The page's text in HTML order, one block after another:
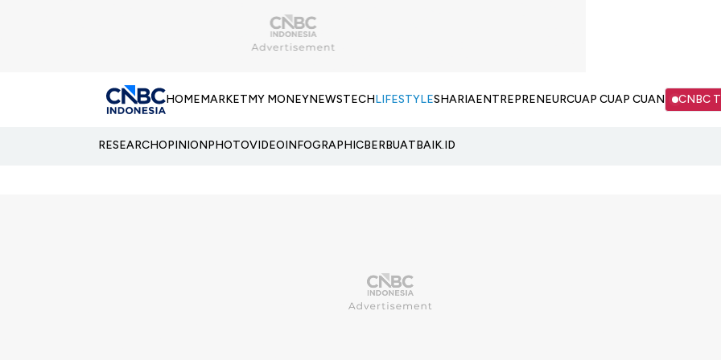
HOMEMARKETMY MONEYNEWSTECHLIFESTYLESHARIAENTREPRENEURCUAP CUAP CUAN CNBC
RESEARCHOPINIONPHOTOVIDEOINFOGRAPHICBERBUATBAIK.ID